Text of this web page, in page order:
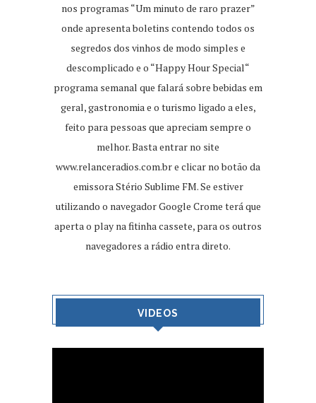
nos programas “Um minuto de raro prazer”
onde apresenta boletins contendo todos os
segredos dos vinhos de modo simples e
descomplicado e o “Happy Hour Special“
programa semanal que falará sobre bebidas em
geral, gastronomia e o turismo ligado a eles,
feito para pessoas que apreciam sempre o
melhor. Basta entrar no site
www.relanceradios.com.bre clicar no botão da
emissora Stério Sublime FM. Se estiver
utilizando o navegador Google Crome terá que
aperta o play na fitinha cassete, para os outros
navegadores a rádio entra direto.
VIDEOS